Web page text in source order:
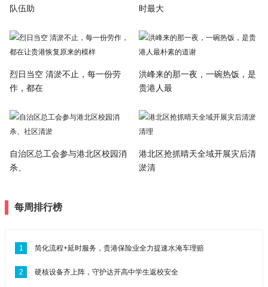
队伍助
时最大
烈日当空 清淤不止，每一份劳
作，都在
洪峰来的那一夜，一碗热饭，是
贵港人最
自治区总工会参与港北区校园消
杀、
港北区抢抓晴天全域开展灾后清
淤清
每周排行榜
1 简化流程+延时服务，贵港保险业全力提速水淹车理赔
2 硬核设备齐上阵，守护达开高中学生返校安全